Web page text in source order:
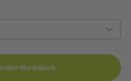
den Warenkorb